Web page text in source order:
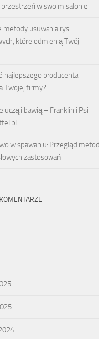
w swoim salonie
metody usuwania rys
które odmienią Twój
najlepszego producenta
Twojej firmy?
uczą i bawią – Franklin i Psi
w spawaniu: Przegląd metod
zastosowań